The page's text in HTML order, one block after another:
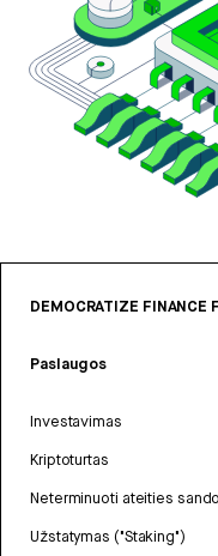
DEMOCRATIZE FINANCE
Paslaugos
Investavimas
Kriptoturtas
Neterminuoti ateities
Užstatymas ("Staking")